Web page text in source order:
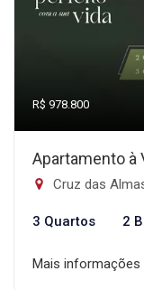
R$ 978.800
Apartamento à
Cruz das
3 Quartos 2
Mais informações